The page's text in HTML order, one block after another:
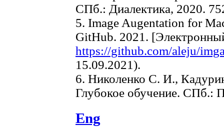
СПб.: Диалектика, 2020.
5. Image Augentation for
GitHub. 2021.
https://github.com/aleju/
15.09.2021).
6. Николенко С. И.,
Глубокое обучение. СПб.:
Eng